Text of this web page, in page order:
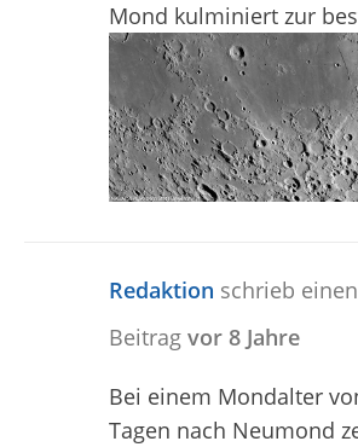
Mond kulminiert zur
Redaktion schrieb
Beitrag vor 8 Jahre
Bei einem Mondalter
Tagen nach Neumond